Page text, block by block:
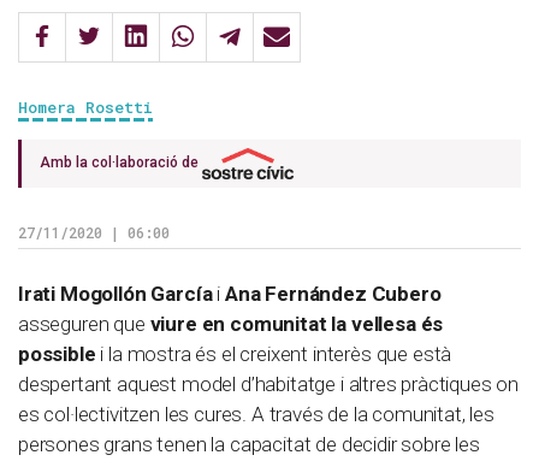
Homera Rosetti
Amb la col·laboració de
27/11/2020 | 06:00
Irati Mogollón Garcíai Ana Fernández Cubero
asseguren que viure en comunitat la vellesa és
possible i la mostra és el creixent interès que està
despertant aquest model d’habitatge i altres pràctiques on
es col·lectivitzen les cures. A través de la comunitat, les
persones grans tenen la capacitat de decidir sobre les